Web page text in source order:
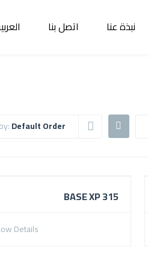
نبذة عنا اتصل بنا
Default Order
BASE XP 315
Details